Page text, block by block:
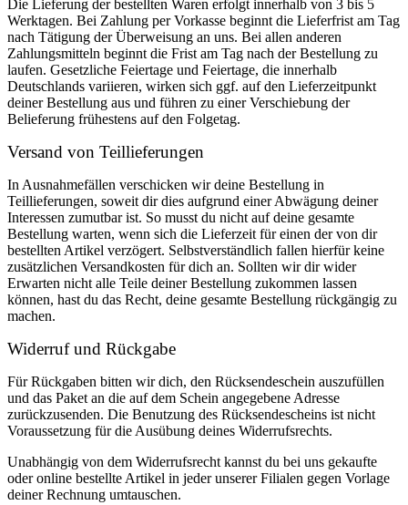
Die Lieferung der bestellten Waren erfolgt innerhalb von 3 bis 5
Werktagen. Bei Zahlung per Vorkasse beginnt die Lieferfrist am Tag
nach Tätigung der Überweisung an uns. Bei allen anderen
Zahlungsmitteln beginnt die Frist am Tag nach der Bestellung zu
laufen. Gesetzliche Feiertage und Feiertage, die innerhalb
Deutschlands variieren, wirken sich ggf. auf den Lieferzeitpunkt
deiner Bestellung aus und führen zu einer Verschiebung der
Belieferung frühestens auf den Folgetag.
Versand von Teillieferungen
In Ausnahmefällen verschicken wir deine Bestellung in
Teillieferungen, soweit dir dies aufgrund einer Abwägung deiner
Interessen zumutbar ist. So musst du nicht auf deine gesamte
Bestellung warten, wenn sich die Lieferzeit für einen der von dir
bestellten Artikel verzögert. Selbstverständlich fallen hierfür keine
zusätzlichen Versandkosten für dich an. Sollten wir dir wider
Erwarten nicht alle Teile deiner Bestellung zukommen lassen
können, hast du das Recht, deine gesamte Bestellung rückgängig zu
machen.
Widerruf und Rückgabe
Für Rückgaben bitten wir dich, den Rücksendeschein auszufüllen
und das Paket an die auf dem Schein angegebene Adresse
zurückzusenden. Die Benutzung des Rücksendescheins ist nicht
Voraussetzung für die Ausübung deines Widerrufsrechts.
Unabhängig von dem Widerrufsrecht kannst du bei uns gekaufte
oder online bestellte Artikel in jeder unserer Filialen gegen Vorlage
deiner Rechnung umtauschen.